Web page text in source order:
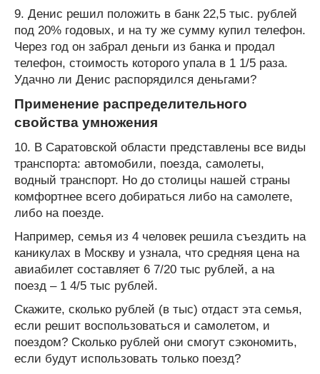
9. Денис решил положить в банк 22,5 тыс. рублей
под 20% годовых, и на ту же сумму купил телефон.
Через год он забрал деньги из банка и продал
телефон, стоимость которого упала в 1 1/5 раза.
Удачно ли Денис распорядился деньгами?
Применение распределительного
свойства умножения
10. В Саратовской области представлены все виды
транспорта: автомобили, поезда, самолеты,
водный транспорт. Но до столицы нашей страны
комфортнее всего добираться либо на самолете,
либо на поезде.
Например, семья из 4 человек решила съездить на
каникулах в Москву и узнала, что средняя цена на
авиабилет составляет 6 7/20 тыс рублей, а на
поезд – 1 4/5 тыс рублей.
Скажите, сколько рублей (в тыс) отдаст эта семья,
если решит воспользоваться и самолетом, и
поездом? Сколько рублей они смогут сэкономить,
если будут использовать только поезд?